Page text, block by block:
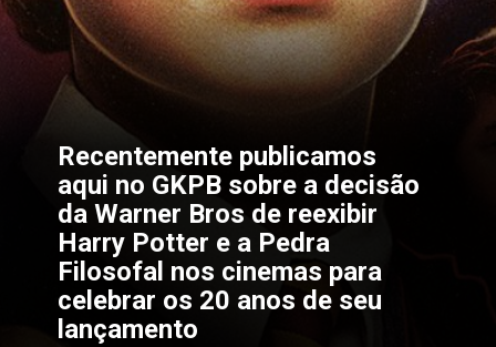
Recentemente publicamos
aqui no GKPB sobre a decisão
da Warner Bros
Harry Potter e a Pedra
Filosofal nos cinemas para
celebrar os 20 anos de seu
lançamento